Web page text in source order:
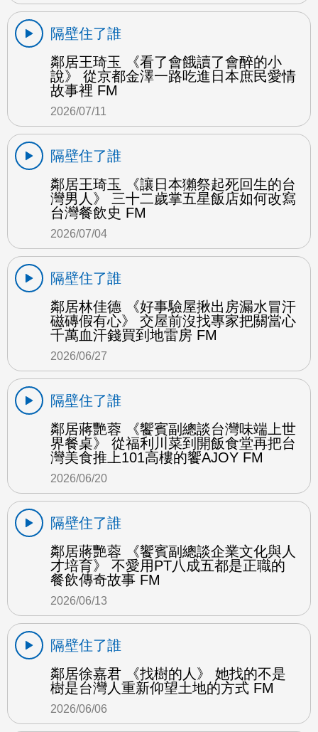
隔壁住了誰
鄰居王琦玉 《看了會餓讀了會醉的小
說》 從京都金澤一路吃進日本庶民愛情
故事裡 FM
2026/07/11
隔壁住了誰
鄰居王琦玉 《讓日本獺祭起死回生的台
灣男人》 三十二歲掌五星飯店如何改寫
台灣餐飲史 FM
2026/07/04
隔壁住了誰
鄰居林佳德 《好事驗屋揪出房漏水冒汗
磁磚假有心》 交屋前沒找專家把關當心
千萬血汗錢買到地雷房 FM
2026/06/27
隔壁住了誰
鄰居蔣艷蓉 《饗賓副總談台灣味端上世
界餐桌》 從福利川菜到開飯食堂再把台
灣美食推上101高樓的饗AJOY FM
2026/06/20
隔壁住了誰
鄰居蔣艷蓉 《饗賓副總談企業文化與人
才培育》 不愛用PT八成五都是正職的
餐飲傳奇故事 FM
2026/06/13
隔壁住了誰
鄰居徐嘉君 《找樹的人》 她找的不是
樹是台灣人重新仰望土地的方式 FM
2026/06/06